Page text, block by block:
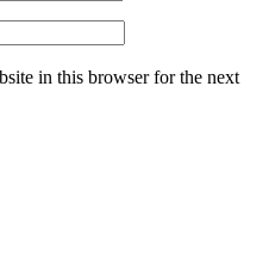
in this browser for the next